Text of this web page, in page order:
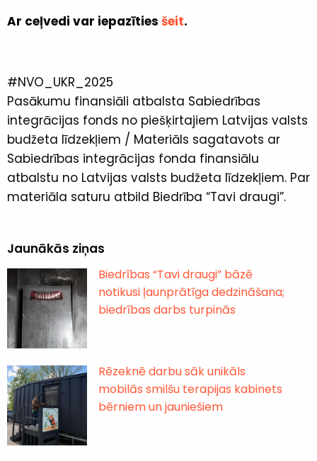
Ar ceļvedi var iepazīties šeit.
#NVO_UKR_2025
Pasākumu finansiāli atbalsta Sabiedrības
integrācijas fonds no piešķirtajiem Latvijas valsts
budžeta līdzekļiem / Materiāls sagatavots ar
Sabiedrības integrācijas fonda finansiālu
atbalstu no Latvijas valsts budžeta līdzekļiem. Par
materiāla saturu atbild Biedrība “Tavi draugi”.
Jaunākās ziņas
Biedrības “Tavi draugi” bāzē
notikusi ļaunprātīga dedzināšana;
biedrības darbs turpinās
Rēzeknē darbu sāk unikāls
mobilās smilšu terapijas kabinets
bērniem un jauniešiem